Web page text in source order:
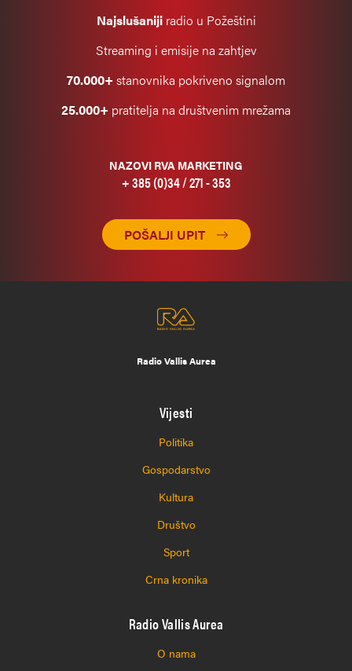
Najslušanijiradio u Požeštini
Streaming i emisije na zahtjev
70.000+stanovnika pokriveno signalom
25.000+ pratitelja na društvenim mrežama
NAZOVI RVA MARKETING
+ 385 (0)34 / 271 - 353
POŠALJI UPIT
Radio Vallis Aurea
Vijesti
Politika
Gospodarstvo
Kultura
Društvo
Sport
Crna kronika
Radio Vallis Aurea
O nama